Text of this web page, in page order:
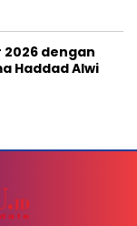
2026 dengan
Haddad Alwi